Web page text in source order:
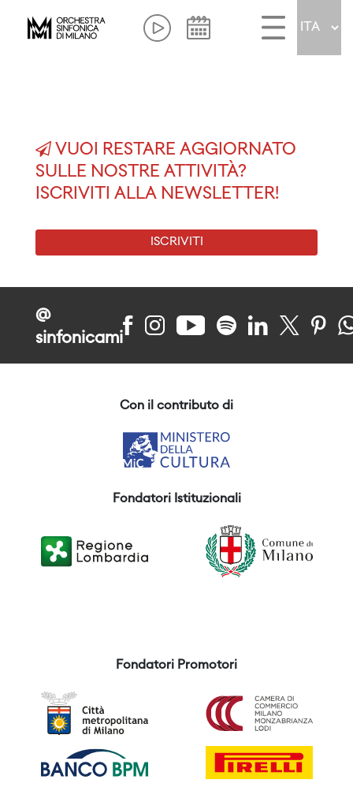
VUOI RESTARE AGGIORNATO
SULLE NOSTRE ATTIVITÀ?
ISCRIVITI ALLA NEWSLETTER!
ISCRIVITI
@
sinfonicami
Con il contributo di
Fondatori Istituzionali
Fondatori Promotori